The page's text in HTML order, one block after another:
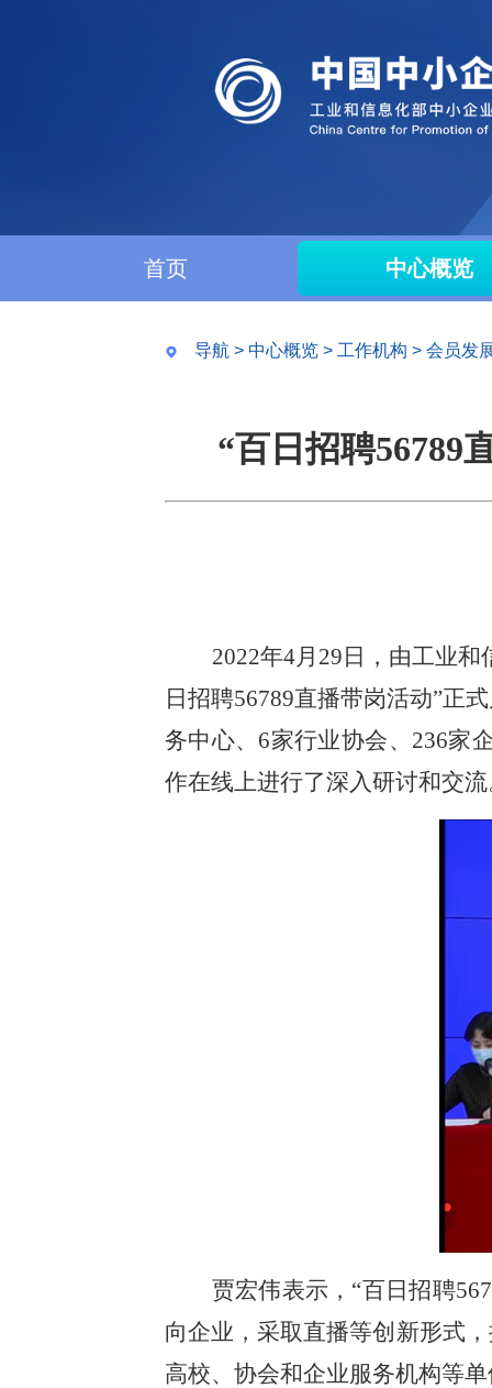
首页 中心概览
导航 > 中心概览 > 工作机构 > 会员发
“百日招聘56789
2022年4月29日，由工业
日招聘56789直播带岗活动”正
务中心、6家行业协会、236家
作在线上进行了深入研讨和交
贾宏伟表示，“百日招聘
向企业，采取直播等创新形式
高校、协会和企业服务机构等